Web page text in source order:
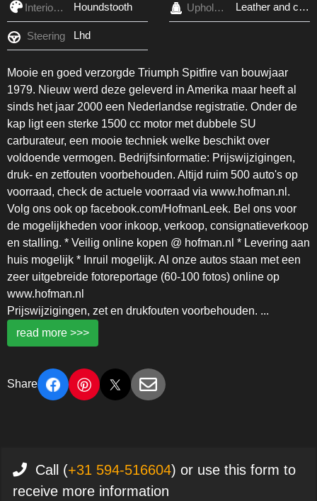
Interior Color Houndstooth Upholstery Leather and cloth
Steering Lhd
Mooie en goed verzorgde Triumph Spitfire van bouwjaar
1979. Nieuw werd deze geleverd in Amerika maar heeft al
sinds het jaar 2000 een Nederlandse registratie. Onder de
kap ligt een sterke 1500 cc motor met dubbele SU
carburateur, een mooie techniek welke beschikt over
voldoende vermogen. Bedrijfsinformatie: Prijswijzigingen,
druk- en zetfouten voorbehouden. Altijd ruim 500 auto's op
voorraad, check de actuele voorraad via www.hofman.nl.
Volg ons ook op facebook.com/HofmanLeek. Bel ons voor
de mogelijkheden voor inkoop, verkoop, consignatieverkoop
en stalling. * Veilig online kopen @ hofman.nl * Levering aan
huis mogelijk * Inruil mogelijk. Al onze autos staan met een
zeer uitgebreide fotoreportage (60-100 fotos) online op
www.hofman.nl
Prijswijzigingen, zet en drukfouten voorbehouden. ...
read more >>>
Share
Call (+31 594-516604) or use this form to
receive more information